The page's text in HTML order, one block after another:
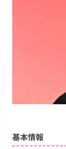
基本情報